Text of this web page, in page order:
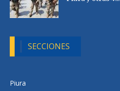
SECCIONES
Piura